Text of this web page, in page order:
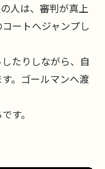
人は、審判が真上
ートへジャンプし
たりしながら、自
。ゴールマンへ渡
す。